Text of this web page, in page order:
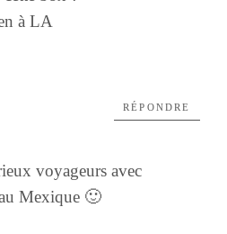
à LA
voyageurs avec
Mexique 🙂
RÉPONDRE